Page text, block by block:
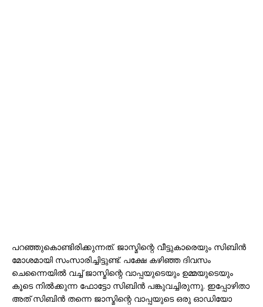
പറഞ്ഞുകൊണ്ടിരിക്കുന്നത്. ജാസ്മിന്റെ വീട്ടുകാരെയും സിബിൻ
മോശമായി സംസാരിച്ചിട്ടുണ്ട്. പക്ഷേ കഴിഞ്ഞ ദിവസം
ചെന്നൈയിൽ വച്ച് ജാസ്മിന്റെ വാപ്പയുടെയും ഉമ്മയുടെയും
കൂടെ നിൽക്കുന്ന ഫോട്ടോ സിബിൻ പങ്കുവച്ചിരുന്നു. ഇപ്പോഴിതാ
അത് സിബിൻ തന്നെ ജാസ്മിന്റെ വാപ്പയുടെ ഒരു ഓഡിയോ